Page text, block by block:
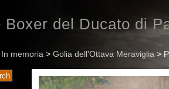
Boxer del Ducato di
In memoria > Golia dell'Ottava Meraviglia >